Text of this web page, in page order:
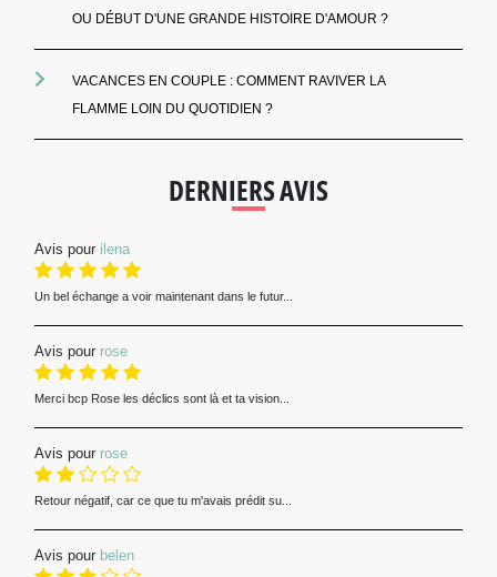
OU DÉBUT D'UNE GRANDE HISTOIRE D'AMOUR ?
VACANCES EN COUPLE : COMMENT RAVIVER LA
FLAMME LOIN DU QUOTIDIEN ?
DERNIERS AVIS
Avis pour ilena
Un bel échange a voir maintenant dans le futur...
Avis pour rose
Merci bcp Rose les déclics sont là et ta vision...
Avis pour rose
Retour négatif, car ce que tu m'avais prédit su...
Avis pour belen